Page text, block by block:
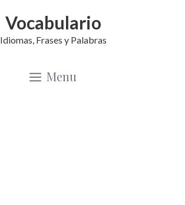
Vocabulario
Idiomas, Frases y Palabras
Menu